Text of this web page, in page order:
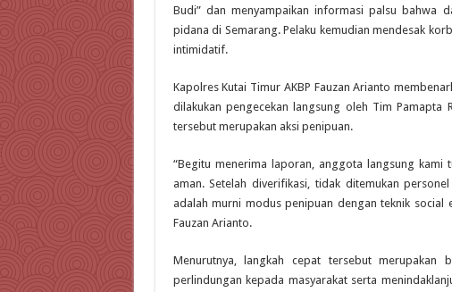
Budi” dan menyampaikan informasi palsu bahwa
pidana di Semarang. Pelaku kemudian mendesak
intimidatif.
Kapolres Kutai Timur AKBP Fauzan Arianto
dilakukan pengecekan langsung oleh Tim
tersebut merupakan aksi penipuan.
“Begitu menerima laporan, anggota langsung kami
aman. Setelah diverifikasi, tidak ditemukan
adalah murni modus penipuan dengan teknik social
Fauzan Arianto.
Menurutnya, langkah cepat tersebut merupakan
perlindungan kepada masyarakat serta